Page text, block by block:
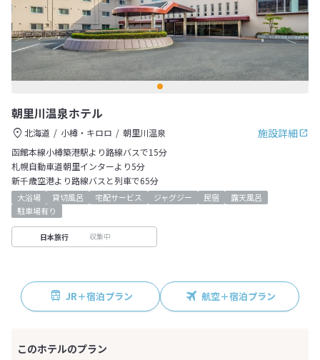
朝里川温泉ホテル
施設詳細
北海道 小樽・キロロ
朝里川温泉
函館本線小樽築港駅より路線バスで15分
札幌自動車道朝里インターより5分
新千歳空港より路線バスと列車で65分
大浴場 貸切風呂 宅配サービス ジャグジー 民宿
露天風呂
駐車場有り
日本旅行 収集中
JR＋宿泊プラン 航空＋宿泊プラン